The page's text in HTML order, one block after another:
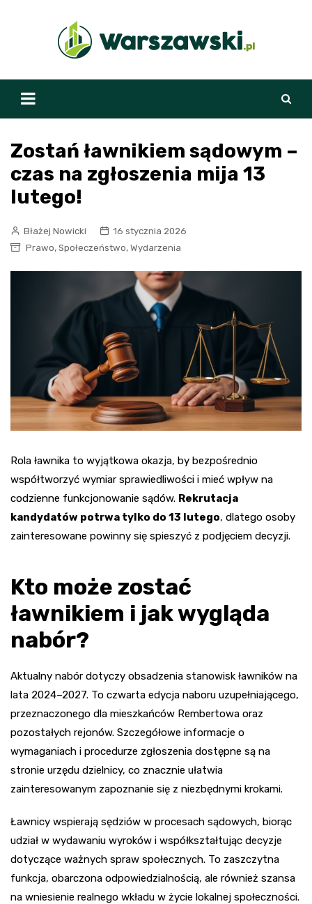
Zostań ławnikiem sądowym –
czas na zgłoszenia mija 13
lutego!
Błażej Nowicki
16 stycznia 2026
Prawo, Społeczeństwo, Wydarzenia
Rola ławnika to wyjątkowa okazja, by bezpośrednio
współtworzyć wymiar sprawiedliwości i mieć wpływ na
codzienne funkcjonowanie sądów. Rekrutacja
kandydatów potrwa tylko do 13 lutego, dlatego osoby
zainteresowane powinny się spieszyć z podjęciem decyzji.
Kto może zostać
ławnikiem i jak wygląda
nabór?
Aktualny nabór dotyczy obsadzenia stanowisk ławników na
lata 2024–2027. To czwarta edycja naboru uzupełniającego,
przeznaczonego dla mieszkańców Rembertowa oraz
pozostałych rejonów. Szczegółowe informacje o
wymaganiach i procedurze zgłoszenia dostępne są na
stronie urzędu dzielnicy, co znacznie ułatwia
zainteresowanym zapoznanie się z niezbędnymi krokami.
Ławnicy wspierają sędziów w procesach sądowych, biorąc
udział w wydawaniu wyroków i współkształtując decyzje
dotyczące ważnych spraw społecznych. To zaszczytna
funkcja, obarczona odpowiedzialnością, ale również szansa
na wniesienie realnego wkładu w życie lokalnej społeczności.